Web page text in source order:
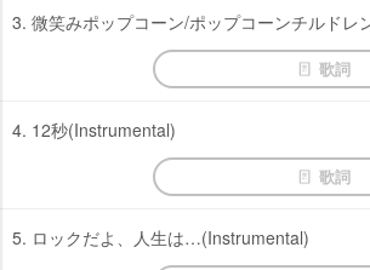
3. 微笑みポップコーン/ポップコーンチルドレ
歌詞
4. 12秒(Instrumental)
歌詞
5. ロックだよ、人生は…(Instrumental)